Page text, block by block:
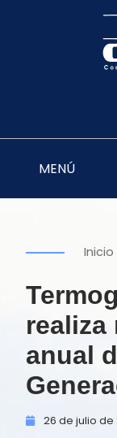
MENÚ
Inicio
realiza
anual
26 de julio de